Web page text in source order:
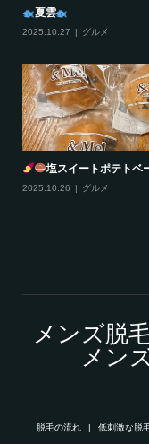
夏雲
2025.10.27 グルメ
塩スイートポテトベ
2025.10.26 グルメ
メンズ脱
メン
脱毛の流れ 低刺激な脱